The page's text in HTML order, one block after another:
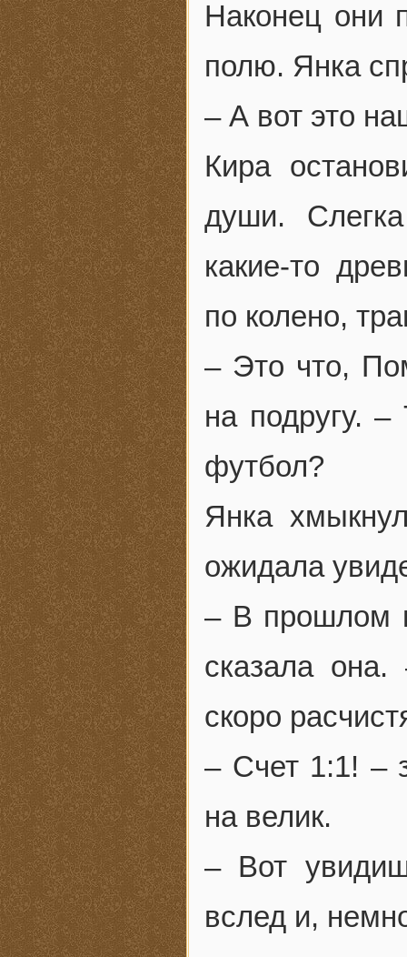
Наконец они
полю. Янка
– А вот это
Кира
души.
какие-то
по колено,
– Это что,
на подругу. –
футбол?
Янка
ожидала
– В прошлом
сказала
скоро
– Счет 1:1! –
на велик.
– Вот
вслед и,